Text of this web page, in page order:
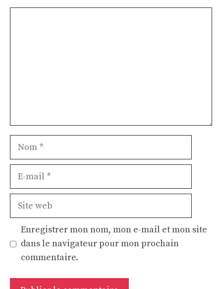
Nom
Site
Enregistrer mon nom, mon e-mail et mon site
dans le navigateur pour mon prochain
commentaire.